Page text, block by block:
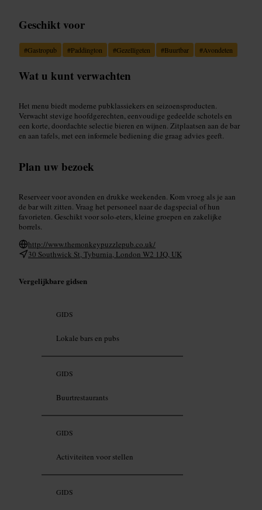
Geschikt voor
#Gastropub #Paddington #Gezelligeten #Buurtbar #Avondeten
Wat u kunt verwachten
Het menu biedt moderne pubklassiekers en seizoensproducten.
Verwacht stevige hoofdgerechten, eenvoudige gedeelde schotels en
een korte, doordachte selectie bieren en wijnen. Zitplaatsen aan de bar
en aan tafels, met een informele bediening die graag advies geeft.
Plan uw bezoek
Reserveer voor avonden en drukke weekenden. Kom vroeg als je aan
de bar wilt zitten. Vraag het personeel naar de dagspecial of hun
favorieten. Geschikt voor solo-eters, kleine groepen en zakelijke
borrels.
http://www.themonkeypuzzlepub.co.uk/
30 Southwick St, Tyburnia, London W2 1JQ, UK
Vergelijkbare gidsen
GIDS
Lokale bars en pubs
GIDS
Buurtrestaurants
GIDS
Activiteiten voor stellen
GIDS